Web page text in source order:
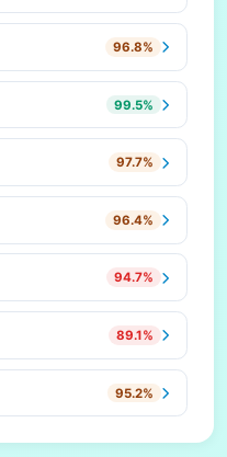
96.8%
99.5%
97.7%
96.4%
94.7%
89.1%
95.2%